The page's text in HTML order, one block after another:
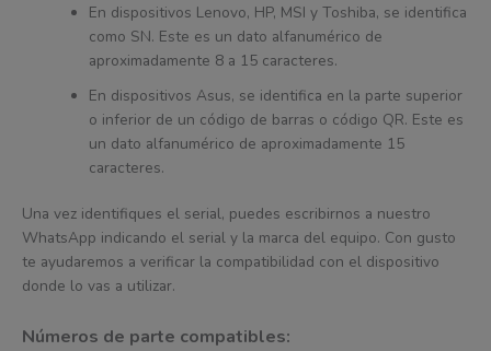
En dispositivos Lenovo, HP, MSI y Toshiba, se identifica
como SN. Este es un dato alfanumérico de
aproximadamente 8 a 15 caracteres.
En dispositivos Asus, se identifica en la parte superior
o inferior de un código de barras o código QR. Este es
un dato alfanumérico de aproximadamente 15
caracteres.
Una vez identifiques el serial, puedes escribirnos a nuestro
WhatsApp indicando el serial y la marca del equipo. Con gusto
te ayudaremos a verificar la compatibilidad con el dispositivo
donde lo vas a utilizar.
Números de parte compatibles: